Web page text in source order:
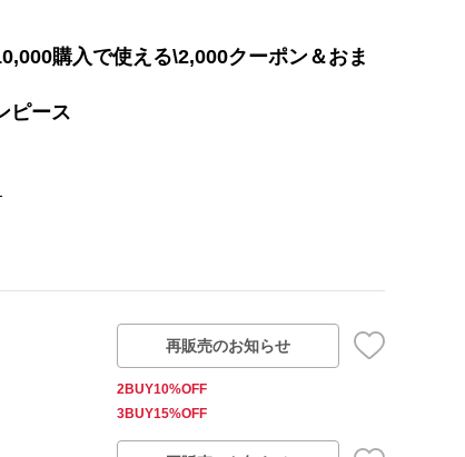
購入で使える\2,000クーポン＆おま
ピース
再販売のお知らせ
2BUY10%OFF
3BUY15%OFF